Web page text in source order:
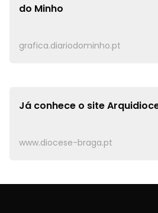
do Minho
grafica.diariodominho.pt
Já conhece o site
www.diocese-braga.pt